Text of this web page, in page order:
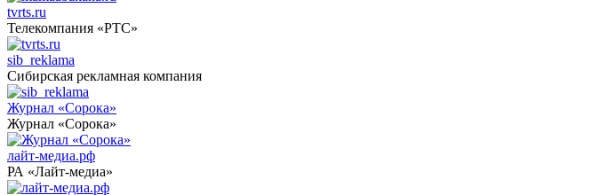
tvrts.ru
Телекомпания «РТС»
sib_reklama
Сибирская рекламная компания
Журнал «Сорока»
Журнал «Сорока»
лайт-медиа.рф
РА «Лайт-медиа»